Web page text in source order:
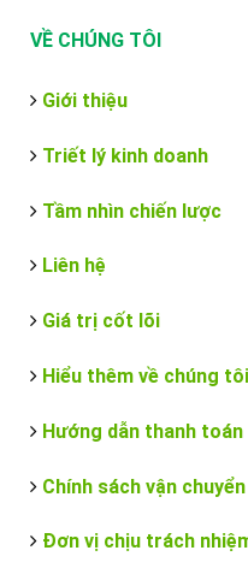
VỀ CHÚNG TÔI
Giới thiệu
Triết lý kinh doanh
Tầm nhìn chiến lược
Liên hệ
Giá trị cốt lõi
Hiểu thêm về chúng tôi
Hướng dẫn thanh toán
Chính sách vận chuyển
Đơn vị chịu trách